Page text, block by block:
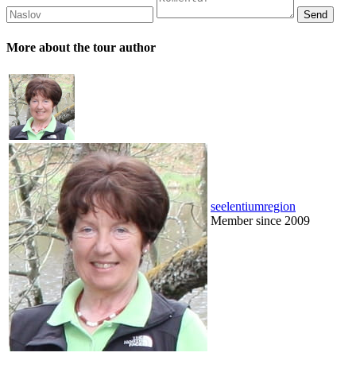
More about the tour author
seelentiumregion
Member since 2009